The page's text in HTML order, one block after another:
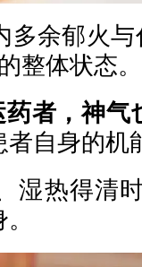
多余郁火
整体状态。
药者，神气
自身的机
湿热得清